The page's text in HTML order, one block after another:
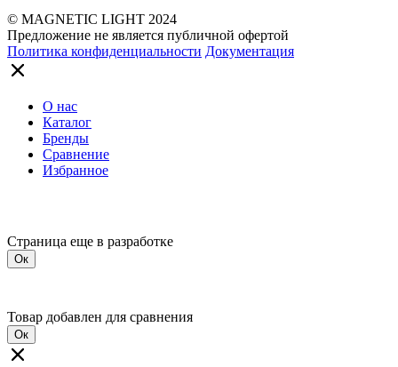
© MAGNETIC LIGHT 2024
Предложение не является публичной офертой
Политика конфиденциальности Документация
О нас
Каталог
Бренды
Сравнение
Избранное
Страница еще в разработке
Ок
Товар добавлен для сравнения
Ок